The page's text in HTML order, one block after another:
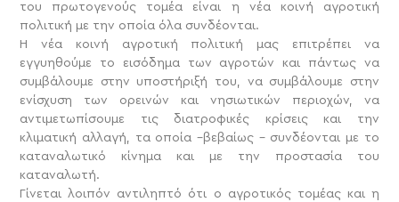
του πρωτογενούς τομέα είναι η νέα κοινή αγροτική
πολιτική με την οποία όλα συνδέονται.
Η νέα κοινή αγροτική πολιτική μας επιτρέπει να
εγγυηθούμε το εισόδημα των αγροτών και πάντως να
συμβάλουμε στην υποστήριξή του, να συμβάλουμε στην
ενίσχυση των ορεινών και νησιωτικών περιοχών, να
αντιμετωπίσουμε τις διατροφικές κρίσεις και την
κλιματική αλλαγή, τα οποία –βεβαίως – συνδέονται με το
καταναλωτικό κίνημα και με την προστασία του
καταναλωτή.
Γίνεται λοιπόν αντιληπτό ότι ο αγροτικός τομέας και η